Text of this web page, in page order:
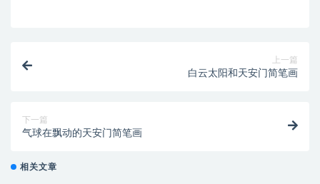
上一篇
白云太阳和天安门简笔画
下一篇
气球在飘动的天安门简笔画
相关文章